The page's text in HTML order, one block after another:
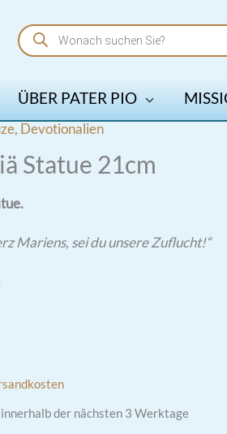
Products
search
ÜBER PATER PIO
, Devotionalien
Statue 21cm
Mariens, sei du unsere Zuflucht!“
der nächsten 3 Werktage